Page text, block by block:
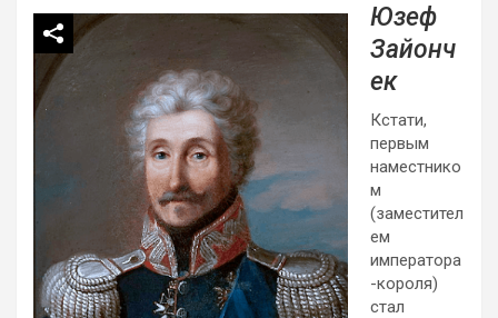
Юзеф
Зайонч
ек
Кстати,
первым
наместнико
м
(заместител
ем
императора
-короля)
стал